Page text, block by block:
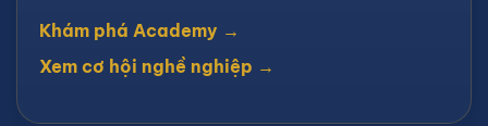
Khám phá Academy →
Xem cơ hội nghề nghiệp →